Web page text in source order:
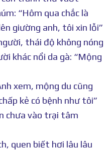
“Hôm qua chắc là
giường anh, tôi xin lỗi”
thái độ không nóng
khác nổi da gà: “Mộng
xem, mộng du cũng
kẻ có bệnh như tôi”
chưa vào trại tâm
quen biết hơi lâu lâu